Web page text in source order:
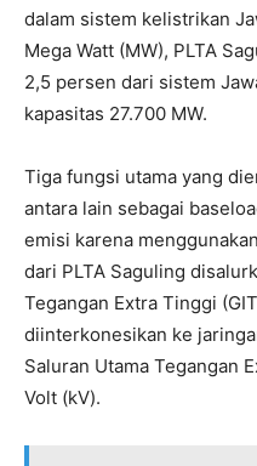
dalam sistem kelistrikan
Mega Watt (MW), PLTA
2,5 persen dari sistem
kapasitas 27.700 MW.
Tiga fungsi utama yang
antara lain sebagai
emisi karena
dari PLTA Saguling
Tegangan Extra Tinggi
diinterkonesikan ke
Saluran Utama Tegangan
Volt (kV).